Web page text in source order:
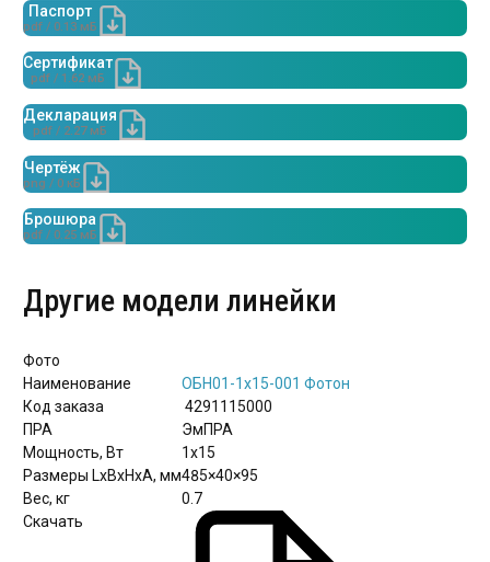
Паспорт
pdf / 0.13 мБ
Сертификат
pdf / 1.62 мБ
Декларация
pdf / 2.27 мБ
Чертёж
png / 0 кБ
Брошюра
pdf / 0.25 мБ
Другие модели линейки
Фото
Наименование
Код заказа
ПРА
Мощность, Вт
Размеры LxBxHхА, мм
Вес, кг
Скачать
ОБН01-1х15-001 Фотон
4291115000
ЭмПРА
1х15
485×40×95
0.7